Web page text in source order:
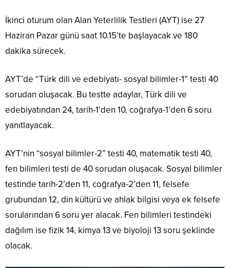
İkinci oturum olan Alan Yeterlilik Testleri (AYT) ise 27
Haziran Pazar günü saat 10.15’te başlayacak ve 180
dakika sürecek.
AYT’de “Türk dili ve edebiyatı- sosyal bilimler-1” testi 40
sorudan oluşacak. Bu testte adaylar, Türk dili ve
edebiyatından 24, tarih-1’den 10, coğrafya-1’den 6 soru
yanıtlayacak.
AYT’nin “sosyal bilimler-2” testi 40, matematik testi 40,
fen bilimleri testi de 40 sorudan oluşacak. Sosyal bilimler
testinde tarih-2’den 11, coğrafya-2’den 11, felsefe
grubundan 12, din kültürü ve ahlak bilgisi veya ek felsefe
sorularından 6 soru yer alacak. Fen bilimleri testindeki
dağılım ise fizik 14, kimya 13 ve biyoloji 13 soru şeklinde
olacak.